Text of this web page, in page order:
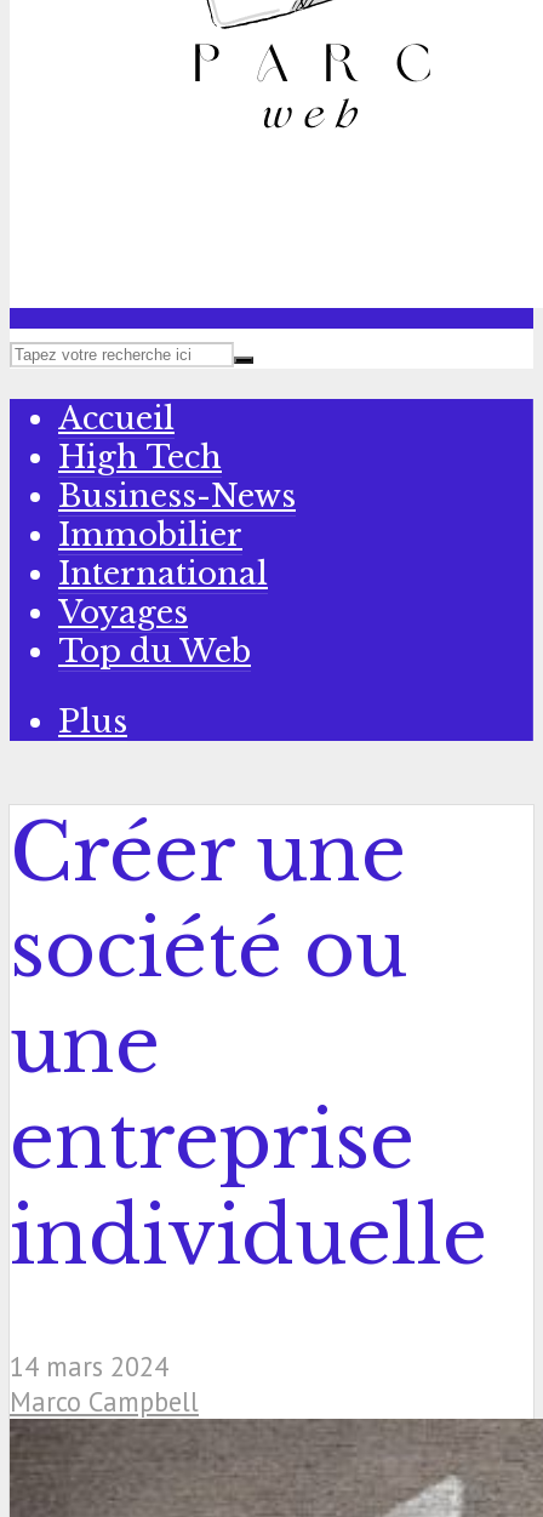
Accueil
High Tech
Business-News
Immobilier
International
Voyages
Top du Web
Plus
Créer une
société ou
une
entreprise
individuelle
14 mars 2024
Marco Campbell